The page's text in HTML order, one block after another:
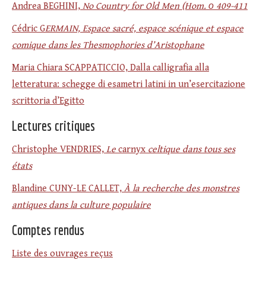
Andrea BEGHINI, No Country for Old Men (Hom. ο 409-411
Cédric GERMAIN, Espace sacré, espace scénique et espace
comique dans les Thesmophories d’Aristophane
Maria Chiara SCAPPATICCIO, Dalla calligrafia alla
letteratura: schegge di esametri latini in un’esercitazione
scrittoria d’Egitto
Lectures critiques
Christophe VENDRIES, Le carnyx celtique dans tous ses
états
Blandine CUNY-LE CALLET, À la recherche des monstres
antiques dans la culture populaire
Comptes rendus
Liste des ouvrages reçus